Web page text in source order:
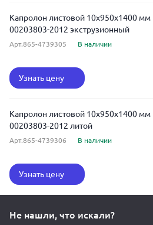
Капролон листовой 10x950x1400
00203803-2012 экструзионный
Арт.865-4739305 В наличии
Узнать цену
Капролон листовой 10x950x1400
00203803-2012 литой
Арт.865-4739306 В наличии
Узнать цену
Не нашли, что искали?